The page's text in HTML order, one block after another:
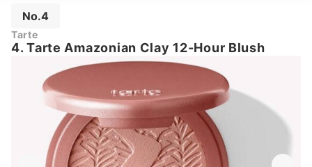
No.4
Tarte
4. Tarte Amazonian Clay 12-Hour Blush